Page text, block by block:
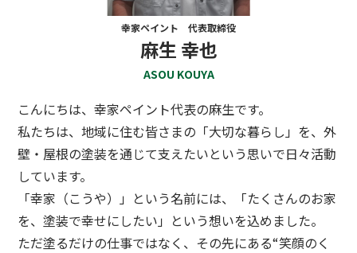
幸家ペイント 代表取締役
麻生 幸也
ASOU KOUYA
こんにちは、幸家ペイント代表の麻生です。
私たちは、地域に住む皆さまの「大切な暮らし」を、外
壁・屋根の塗装を通じて支えたいという思いで日々活動
しています。
「幸家（こうや）」という名前には、「たくさんのお家
を、塗装で幸せにしたい」という想いを込めました。
ただ塗るだけの仕事ではなく、その先にある“笑顔のく